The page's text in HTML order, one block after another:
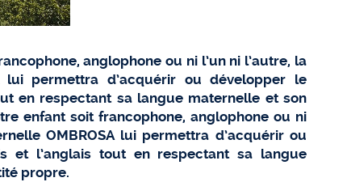
anglophone ou ni l’un ni l’autre, la
lui permettra d’acquérir ou développer le
en respectant sa langue maternelle et son
enfant soit francophone, anglophone ou ni
OMBROSA lui permettra d’acquérir ou
et l’anglais tout en respectant sa langue
propre.